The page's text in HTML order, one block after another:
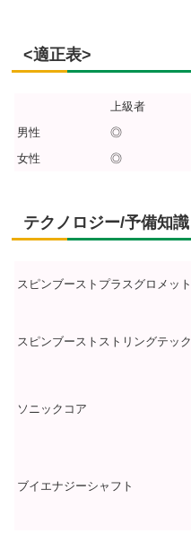
<適正表>
上級者
男性
◎
女性
◎
テクノロジー/予備知識
スピンブーストプラスグロメット
スピンブーストストリングテック
ソニックコア
ブイエナジーシャフト